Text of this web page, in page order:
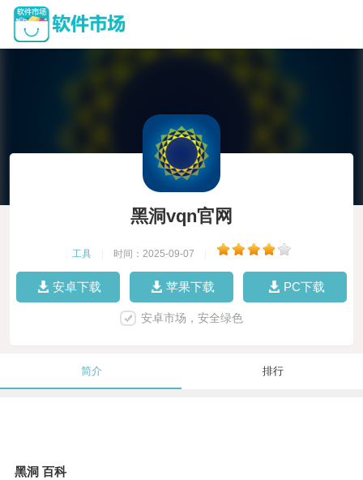
黑洞vqn官网
工具 时间：2025-09-07
安卓下载 苹果下载 PC下载
安卓市场，安全绿色
简介 排行
黑洞 百科